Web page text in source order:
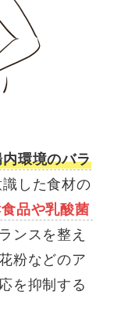
内環境のバラ
した食材の
品や乳酸菌
ンスを整え
粉などのア
を抑制する